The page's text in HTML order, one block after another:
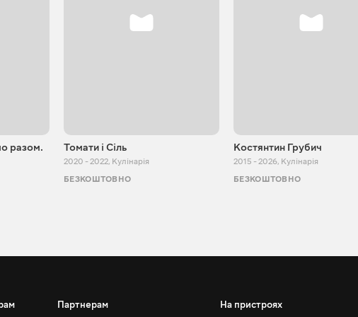
разом. Томати і Сіль
2020 - 2022, Кулінарія
БЕЗКОШТОВНО
Костянтин Грубич
2015 - 2026, Кулінарія
БЕЗКОШТОВНО
Партнерам На пристроях